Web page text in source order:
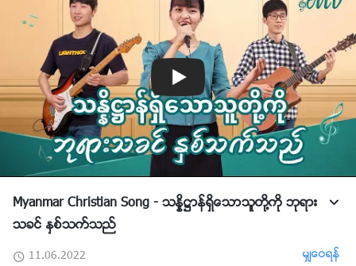
Myanmar Christian Song - သႏၷိ႒ာန္ရွိေသာသူတို႔ကို ဘုရား
သခင္ ႏွစ္သက္သည္
11.06.2022 မွ်ေဝရန္